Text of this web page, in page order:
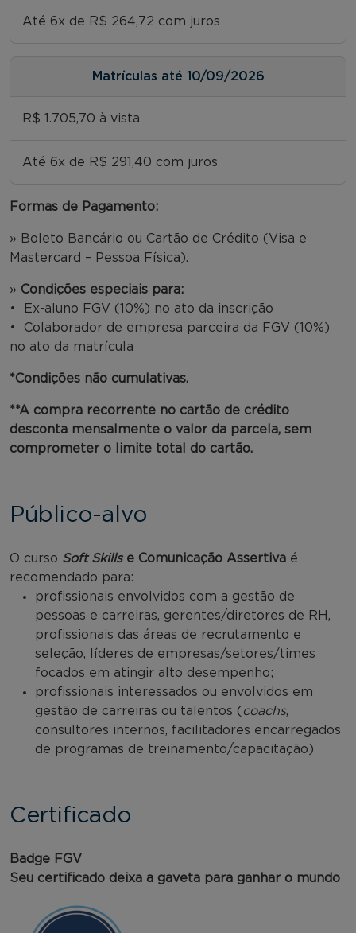
Até 6x de R$ 264,72 com juros
Matrículas até 10/09/2026
R$ 1.705,70 à vista
Até 6x de R$ 291,40 com juros
Formas de Pagamento:
» Boleto Bancário ou Cartão de Crédito (Visa e
Mastercard – Pessoa Física).
» Condições especiais para:
• Ex-aluno FGV (10%) no ato da inscrição
• Colaborador de empresa parceira da FGV (10%)
no ato da matrícula
*Condições não cumulativas.
**A compra recorrente no cartão de crédito
desconta mensalmente o valor da parcela, sem
comprometer o limite total do cartão.
Público-alvo
O curso Soft Skillse Comunicação Assertiva é
recomendado para:
profissionais envolvidos com a gestão de
pessoas e carreiras, gerentes/diretores de RH,
profissionais das áreas de recrutamento e
seleção, líderes de empresas/setores/times
focados em atingir alto desempenho;
profissionais interessados ou envolvidos em
gestão de carreiras ou talentos ( coachs,
consultores internos, facilitadores encarregados
de programas de treinamento/capacitação)
Certificado
Badge FGV
Seu certificado deixa a gaveta para ganhar o mundo